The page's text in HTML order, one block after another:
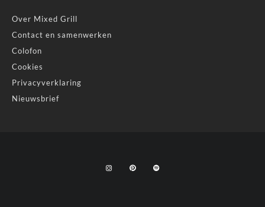
Over Mixed Grill
Contact en samenwerken
Colofon
Cookies
Privacyverklaring
Nieuwsbrief